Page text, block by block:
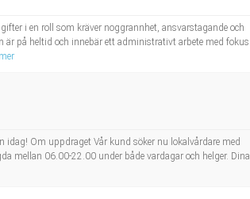
i en roll som kräver noggrannhet, ansvarstagande och
på heltid och innebär ett administrativt arbete med fokus
idag! Om uppdraget Vår kund söker nu lokalvårdare med
mellan 06.00-22.00 under både vardagar och helger. Dina